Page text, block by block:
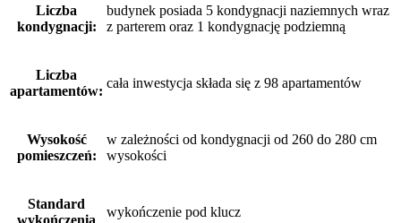
Liczba
kondygnacji:
budynek posiada 5 kondygnacji naziemnych wraz
z parterem oraz 1 kondygnację podziemną
Liczba
apartamentów:
cała inwestycja składa się z 98 apartamentów
Wysokość
pomieszczeń:
w zależności od kondygnacji od 260 do 280 cm
wysokości
Standard
wykończenie pod klucz